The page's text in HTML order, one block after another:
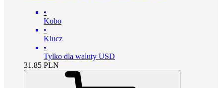
•
Kobo
•
Klucz
•
Tylko dla waluty USD
31.85 PLN